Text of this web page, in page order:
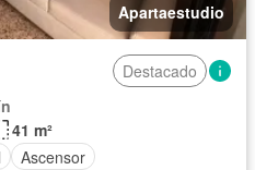
Apartaestudio
Destacado
41 m²
Ascensor